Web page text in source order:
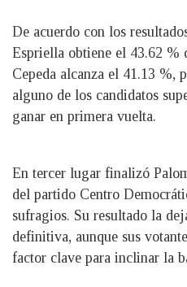
De acuerdo con los
Espriella obtiene el 43.62 %
Cepeda alcanza el 41.13 %,
alguno de los candidatos
ganar en primera vuelta.
En tercer lugar finalizó
del partido Centro
sufragios. Su resultado la
definitiva, aunque sus
factor clave para inclinar la